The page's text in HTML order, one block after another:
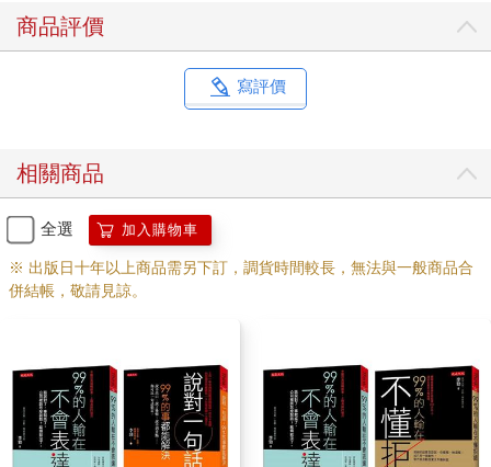
學會處理「被拒絕」
也會拒絕別人。拒絕別人，是很多人這輩子都繞不過去的一個
坎。而被別人拒絕，也會讓很多人覺得非常難堪。遺憾的是，一
旦被拒絕後，很少有人能夠冷靜下來，尋找解決問題的辦法。
以銷售為例，無論你多麼努力，只有10％的客戶願意很快和你成
交，至少有30％的客戶不會和你成交，而剩下60％的客戶，就需
要你運用正確的方法來爭取。所以，當你果斷的篩選掉不合格，
或根本不可能與你成交的客戶以後，就要運用靈活的策略與技
抗拒，最重要的一條原則，就是利用事物的兩面性，化缺點為優
點。
那麼具體該怎麼做，才能化缺點為優點呢？方法其實很多，比如
當你的客戶不停抱怨「你的東西太貴」時，你可以告訴他：「是
商品評價
寫評價
相關商品
全選 加入購物車
※ 出版日十年以上商品需另下訂，調貨時間較長，無法與一般商品合
併結帳，敬請見諒。